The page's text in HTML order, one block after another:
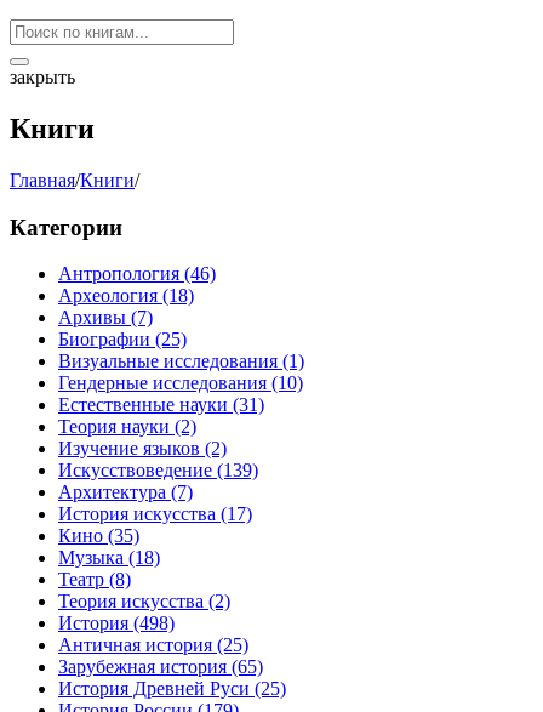
закрыть
Книги
Главная/Книги/
Категории
Антропология (46)
Археология (18)
Архивы (7)
Биографии (25)
Визуальные исследования (1)
Гендерные исследования (10)
Естественные науки (31)
Теория науки (2)
Изучение языков (2)
Искусствоведение (139)
Архитектура (7)
История искусства (17)
Кино (35)
Музыка (18)
Театр (8)
Теория искусства (2)
История (498)
Античная история (25)
Зарубежная история (65)
История Древней Руси (25)